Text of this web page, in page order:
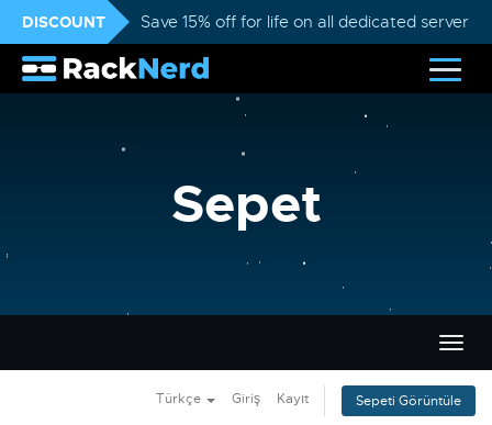
DISCOUNT Save 15% off for life on all dedicated servers
Sepet
Türkçe Giriş Kayıt Sepeti Görüntüle